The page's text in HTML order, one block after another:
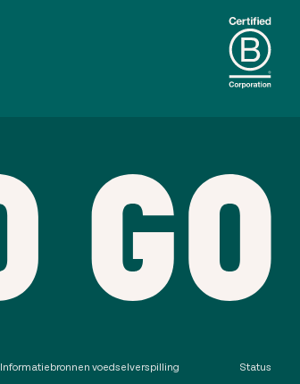
Informatiebronnen voedselverspilling
Status